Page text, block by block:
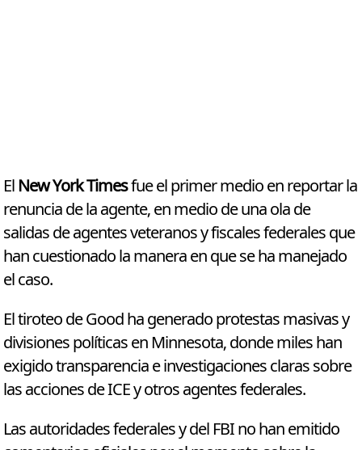
El New York Timesfue el primer medio en reportar la
renuncia de la agente, en medio de una ola de
salidas de agentes veteranos y fiscales federales que
han cuestionado la manera en que se ha manejado
el caso.
El tiroteo de Good ha generado protestas masivas y
divisiones políticas en Minnesota, donde miles han
exigido transparencia e investigaciones claras sobre
las acciones de ICE y otros agentes federales.
Las autoridades federales y del FBI no han emitido